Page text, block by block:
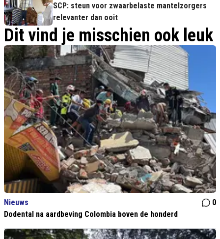
SCP: steun voor zwaarbelaste mantelzorgers
relevanter dan ooit
Dit vind je misschien ook leuk
Nieuws
0
Dodental na aardbeving Colombia boven de honderd